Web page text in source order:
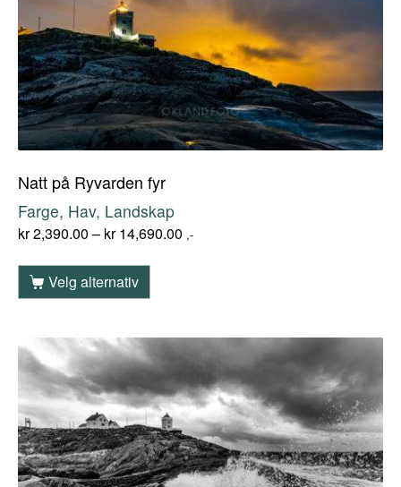
Natt på Ryvarden fyr
Farge, Hav, Landskap
kr2,390.00 – kr14,690.00 ,-
Velg alternativ